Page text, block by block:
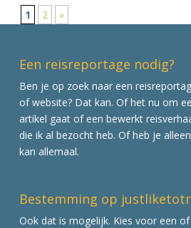
1 2 »
Een reisreportage nodig?
Ben je op zoek naar een
of website? Dat kan. Of het nu om
artikel gaat of een bewerkt
die ik al bezocht heb. Of heb je
kan allemaal.
Bestemming op
Ook dat is mogelijk. Kies voor een